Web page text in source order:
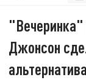
"Вечеринка"
Джонсон